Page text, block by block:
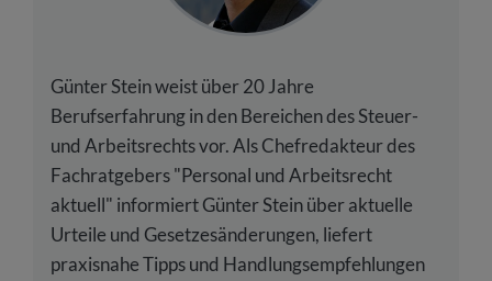
Günter Stein weist über 20 Jahre
Berufserfahrung in den Bereichen des Steuer-
und Arbeitsrechts vor. Als Chefredakteur des
Fachratgebers "Personal und Arbeitsrecht
aktuell" informiert Günter Stein über aktuelle
Urteile und Gesetzesänderungen, liefert
praxisnahe Tipps und Handlungsempfehlungen